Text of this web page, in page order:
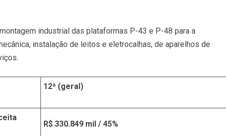
industrial das plataformas P-43 e P-48 para a
instalação de leitos e eletrocalhas, de aparelhos de
12ª (geral)
R$ 330.849 mil / 45%